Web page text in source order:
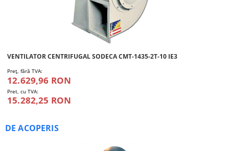
VENTILATOR CENTRIFUGAL SODECA CMT-1435-2T-10 IE3
Preţ, fără TVA:
12.629,96 RON
Pret, cu TVA:
15.282,25 RON
DE ACOPERIS